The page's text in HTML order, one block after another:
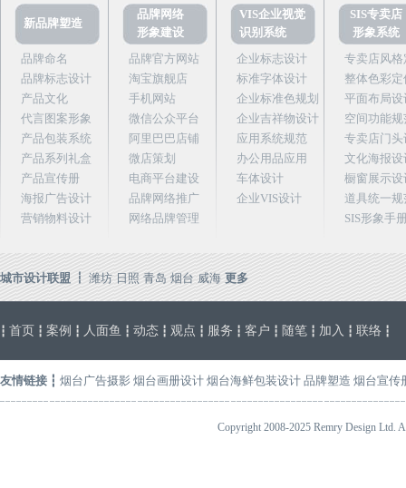
新品牌塑造
品牌命名
品牌标志设计
产品文化
代言图案形象
产品包装系统
产品系列礼盒
产品宣传册
海报广告设计
营销物料设计
品牌网络
形象建设
品牌官方网站
淘宝旗舰店
手机网站
微信公众平台
阿里巴巴店铺
微店策划
电商平台建设
品牌网络推广
网络品牌管理
VIS企业视觉
识别系统
企业标志设计
标准字体设计
企业标准色规划
企业吉祥物设计
应用系统规范
办公用品应用
车体设计
企业VIS设计
SIS专卖店
形象系统
专卖店风格
整体色彩定
平面布局设
空间功能规
专卖店门头
文化海报设
橱窗展示设
道具统一规
SIS形象手
城市设计联盟 ┇ 潍坊 日照 青岛 烟台 威海 更多
┇ 首页 ┇ 案例 ┇ 人面鱼 ┇ 动态 ┇ 观点 ┇ 服务 ┇ 客户 ┇ 随笔 ┇ 加入 ┇ 联络 ┇
友情链接 ┇ 烟台广告摄影 烟台画册设计 烟台海鲜包装设计 品牌塑造 烟台宣传
Copyright 2008-2025 Remry Design